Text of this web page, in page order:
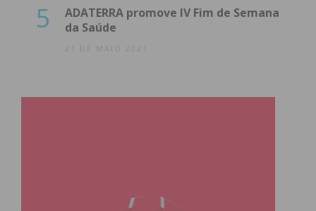
5
ADATERRA promove IV Fim de Semana
da Saúde
21 DE MAIO 2021